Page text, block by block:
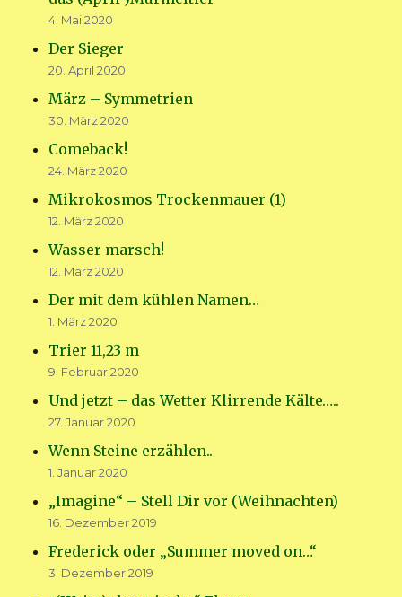
4. Mai 2020
Der Sieger
20. April 2020
März – Symmetrien
30. März 2020
Comeback!
24. März 2020
Mikrokosmos Trockenmauer (1)
12. März 2020
Wasser marsch!
12. März 2020
Der mit dem kühlen Namen…
1. März 2020
Trier 11,23 m
9. Februar 2020
Und jetzt – das Wetter Klirrende Kälte…..
27. Januar 2020
Wenn Steine erzählen..
1. Januar 2020
„Imagine“ – Stell Dir vor (Weihnachten)
16. Dezember 2019
Frederick oder „Summer moved on…“
3. Dezember 2019